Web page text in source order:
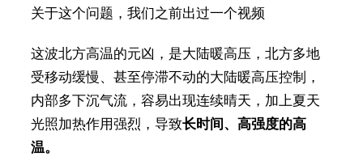
关于这个问题，我们之前出过一个视频
这波北方高温的元凶，是大陆暖高压，北方多地
受移动缓慢、甚至停滞不动的大陆暖高压控制，
内部多下沉气流，容易出现连续晴天，加上夏天
光照加热作用强烈，导致长时间、高强度的高
温。